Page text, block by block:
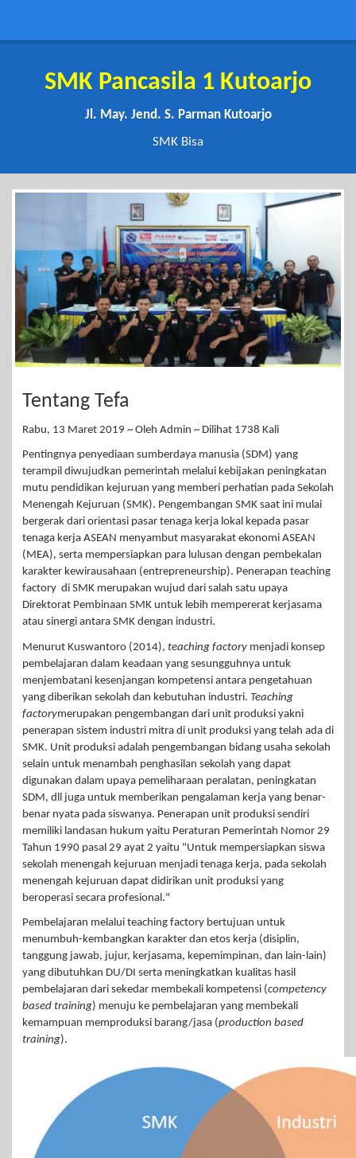
SMK Pancasila 1 Kutoarjo
Jl. May. Jend. S. Parman Kutoarjo
SMK Bisa
Tentang Tefa
Rabu, 13 Maret 2019 ~ Oleh Admin ~ Dilihat 1738 Kali
Pentingnya penyediaan sumberdaya manusia (SDM) yang
terampil diwujudkan pemerintah melalui kebijakan peningkatan
mutu pendidikan kejuruan yang memberi perhatian pada Sekolah
Menengah Kejuruan (SMK). Pengembangan SMK saat ini mulai
bergerak dari orientasi pasar tenaga kerja lokal kepada pasar
tenaga kerja ASEAN menyambut masyarakat ekonomi ASEAN
(MEA), serta mempersiapkan para lulusan dengan pembekalan
karakter kewirausahaan (entrepreneurship). Penerapan teaching
factory di SMK merupakan wujud dari salah satu upaya
Direktorat Pembinaan SMK untuk lebih mempererat kerjasama
atau sinergi antara SMK dengan industri.
Menurut Kuswantoro (2014), teaching factory menjadi konsep
pembelajaran dalam keadaan yang sesungguhnya untuk
menjembatani kesenjangan kompetensi antara pengetahuan
yang diberikan sekolah dan kebutuhan industri. Teaching
factorymerupakan pengembangan dari unit produksi yakni
penerapan sistem industri mitra di unit produksi yang telah ada di
SMK. Unit produksi adalah pengembangan bidang usaha sekolah
selain untuk menambah penghasilan sekolah yang dapat
digunakan dalam upaya pemeliharaan peralatan, peningkatan
SDM, dll juga untuk memberikan pengalaman kerja yang benar-
benar nyata pada siswanya. Penerapan unit produksi sendiri
memiliki landasan hukum yaitu Peraturan Pemerintah Nomor 29
Tahun 1990 pasal 29 ayat 2 yaitu "Untuk mempersiapkan siswa
sekolah menengah kejuruan menjadi tenaga kerja, pada sekolah
menengah kejuruan dapat didirikan unit produksi yang
beroperasi secara profesional."
Pembelajaran melalui teaching factory bertujuan untuk
menumbuh-kembangkan karakter dan etos kerja (disiplin,
tanggung jawab, jujur, kerjasama, kepemimpinan, dan lain-lain)
yang dibutuhkan DU/DI serta meningkatkan kualitas hasil
pembelajaran dari sekedar membekali kompetensi (competency
based training) menuju ke pembelajaran yang membekali
kemampuan memproduksi barang/jasa (production based
training).